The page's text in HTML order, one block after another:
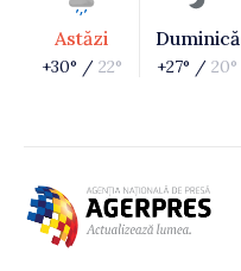
Astăzi
+30° / 22°
Duminică
+27° / 20°